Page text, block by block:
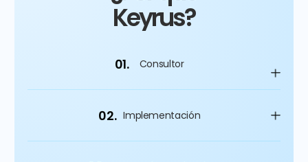
Keyrus?
01. Consultor
02. Implementación